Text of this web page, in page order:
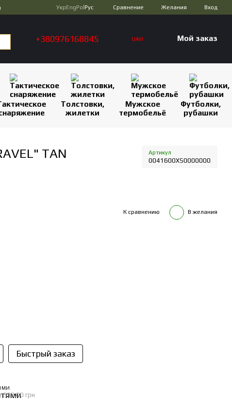
УкрEngPol Рус Сравнение Желания Вход
+380976168845 UAH Мой заказ
Толстовки,
жилетки
Мужское
термобельё
Футболки,
рубашки
TAN
Артикул
0041600XS0000000
К сравнению В желания
Быстрый заказ
330.00 грн